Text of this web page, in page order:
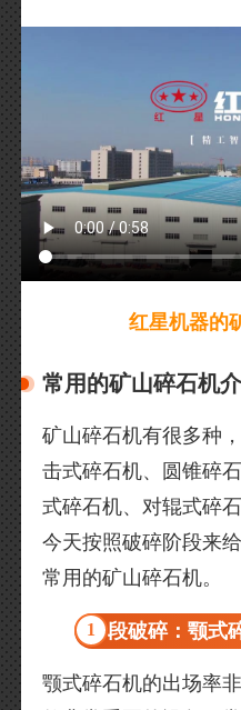
红星机器的
常用的矿山碎石机
矿山碎石机有很多种
击式碎石机、圆锥碎
式碎石机、对辊式碎
今天按照破碎阶段来
常用的矿山碎石机。
1
一段破碎：颚式
颚式碎石机的出场率